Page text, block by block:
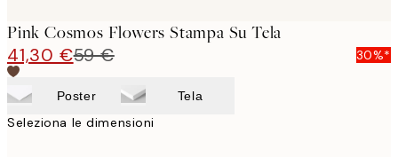
Pink Cosmos Flowers Stampa Su Tela
41,30 €59 € 30%*
Poster Tela
Seleziona le dimensioni